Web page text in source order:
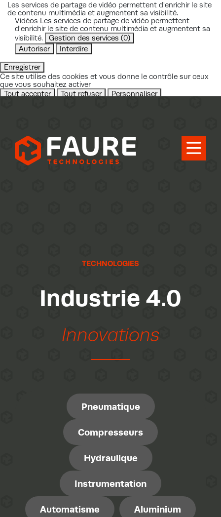
Les services de partage de vidéo permettent d'enrichir le site
de contenu multimédia et augmentent sa visibilité.
Vidéos Les services de partage de vidéo permettent
d'enrichir le site de contenu multimédia et augmentent sa
visibilité.
Gestion des services (0)
Autoriser
Interdire
Enregistrer
Ce site utilise des cookies et vous donne le contrôle sur ceux
que vous souhaitez activer
Tout accepter
Tout refuser
Personnaliser
TECHNOLOGIES
Industrie 4.0
Innovations
Pneumatique
Compresseurs
Hydraulique
Instrumentation
Automatisme Aluminium